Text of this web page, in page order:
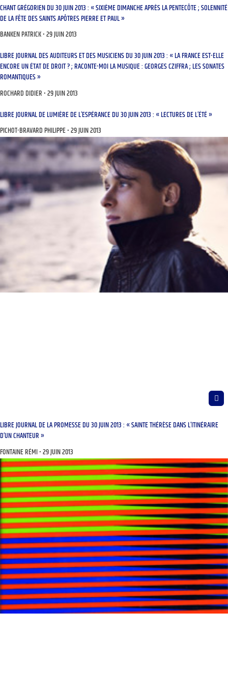
CHANT GRÉGORIEN DU 30 JUIN 2013 : « SIXIÈME DIMANCHE APRÈS LA PENTECÔTE ; SOLENNITÉ
DE LA FÊTE DES SAINTS APÔTRES PIERRE ET PAUL »
BANKEN PATRICK 29 JUIN 2013
LIBRE JOURNAL DES AUDITEURS ET DES MUSICIENS DU 30 JUIN 2013 : « LA FRANCE EST-ELLE
ENCORE UN ÉTAT DE DROIT ? ; RACONTE-MOI LA MUSIQUE : GEORGES CZIFFRA ; LES SONATES
ROMANTIQUES »
ROCHARD DIDIER 29 JUIN 2013
LIBRE JOURNAL DE LUMIÈRE DE L’ESPÉRANCE DU 30 JUIN 2013 : « LECTURES DE L’ÉTÉ »
PICHOT-BRAVARD PHILIPPE 29 JUIN 2013
LIBRE JOURNAL DE LA PROMESSE DU 30 JUIN 2013 : « SAINTE THÉRÈSE DANS L’ITINÉRAIRE
D’UN CHANTEUR »
FONTAINE RÉMI 29 JUIN 2013